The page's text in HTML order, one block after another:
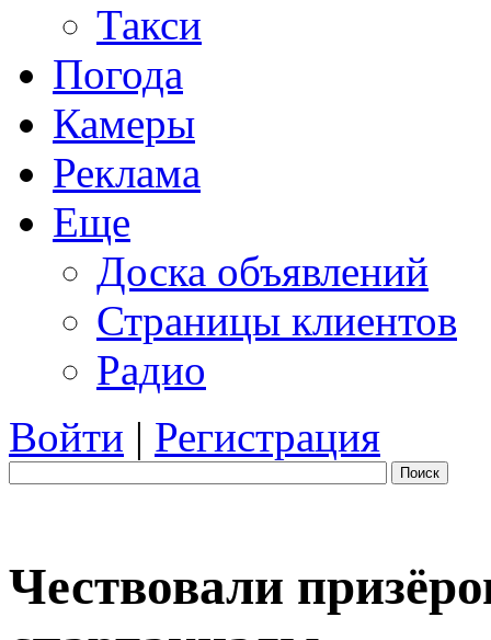
Такси
Погода
Камеры
Реклама
Еще
Доска объявлений
Страницы клиентов
Радио
Войти | Регистрация
Поиск
Чествовали